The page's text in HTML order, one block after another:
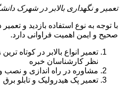
تعمیر و نگهداری بالابر در شهرک
با توجه به نوع استفاده بازدید و
صحیح و ایمن اهمیت فراوانی دارد.
تعمیر انواع بالابر در کوتاه
نظر کارشناسان خبره
مشاوره در راه اندازی و نصب
تعمیر پک هیدرولیک و تابلو برق